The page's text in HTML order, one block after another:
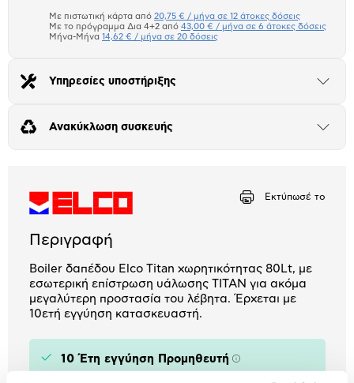
Πιστωτική κάρτα
Μήνα Μήνα
Αριθμός δόσεων
Με πιστωτική κάρτα από 20,75 € / μήνα σε 12 άτοκες δόσεις
Με το πρόγραμμα Δια 4+2 από 43,00 € / μήνα σε 6 άτοκες δόσεις
Μήνα-Μήνα 14,62 € / μήνα σε 20 δόσεις
Υπηρεσίες υποστήριξης
Άνοιξε
Ανακύκλωση συσκευής
Άνοιξε
Εκτύπωσέ το
Περιγραφή
Boiler δαπέδου Elco Titan χωρητικότητας 80Lt, με
εσωτερική επίστρωση υάλωσης ΤΙΤΑΝ για ακόμα
μεγαλύτερη προστασία του λέβητα. Έρχεται με
10ετή εγγύηση κατασκευαστή.
10 Έτη εγγύηση Προμηθευτή Πληροφορίες